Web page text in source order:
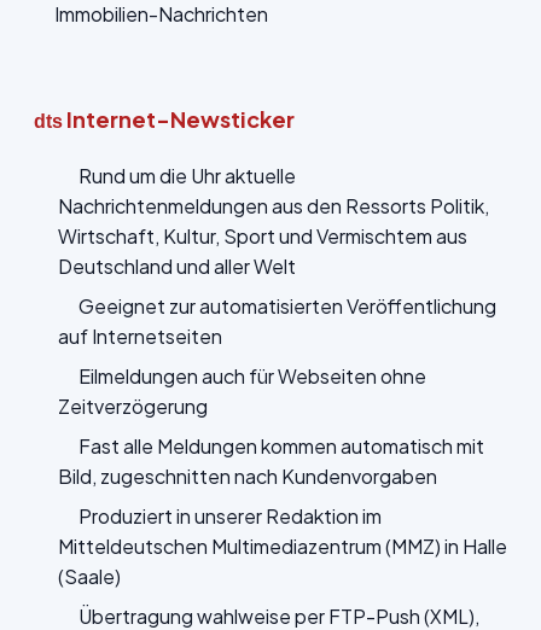
Immobilien-Nachrichten
dts Internet-Newsticker
Rund um die Uhr aktuelle
Nachrichtenmeldungen aus den Ressorts Politik,
Wirtschaft, Kultur, Sport und Vermischtem aus
Deutschland und aller Welt
Geeignet zur automatisierten Veröffentlichung
auf Internetseiten
Eilmeldungen auch für Webseiten ohne
Zeitverzögerung
Fast alle Meldungen kommen automatisch mit
Bild, zugeschnitten nach Kundenvorgaben
Produziert in unserer Redaktion im
Mitteldeutschen Multimediazentrum (MMZ) in Halle
(Saale)
Übertragung wahlweise per FTP-Push (XML),